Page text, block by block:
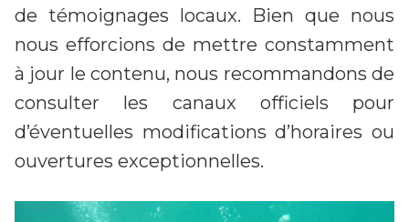
de témoignages locaux. Bien que nous
nous efforcions de mettre constamment
à jour le contenu, nous recommandons de
consulter les canaux officiels pour
d’éventuelles modifications d’horaires ou
ouvertures exceptionnelles.